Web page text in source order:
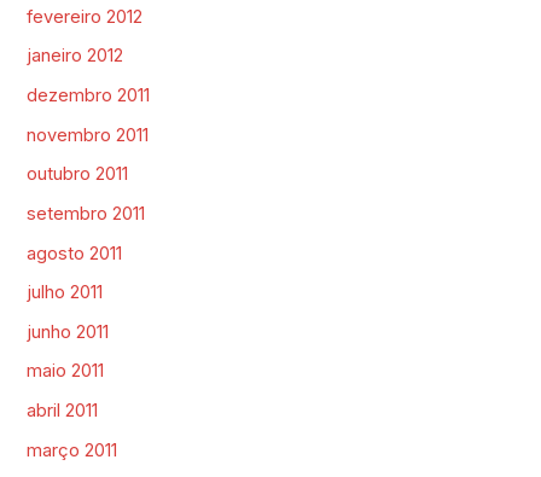
fevereiro 2012
janeiro 2012
dezembro 2011
novembro 2011
outubro 2011
setembro 2011
agosto 2011
julho 2011
junho 2011
maio 2011
abril 2011
março 2011